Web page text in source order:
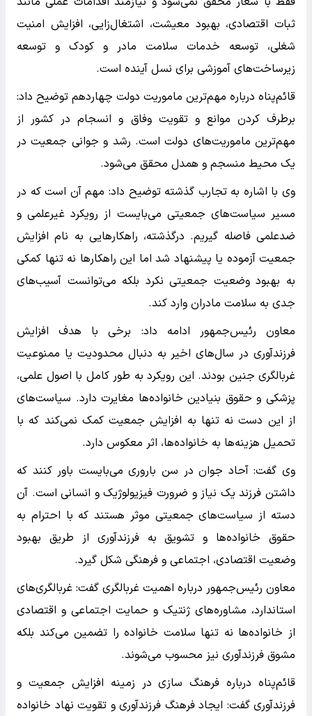
ثبات اقتصادی، بهبود معیشت، اشتغال‌زایی، افزایش امنیت
شغلی، توسعه خدمات سلامت مادر و کودک و توسعه
زیرساخت‌های آموزشی برای نسل آینده است.
قائم‌پناه درباره مهم‌ترین ماموریت دولت چهاردهم توضیح داد:
برطرف کردن موانع و تقویت وفاق و انسجام در کشور از
مهم‌ترین ماموریت‌های دولت است. رشد و جوانی جمعیت در
یک محیط منسجم و همدل محقق می‌شود.
وی با اشاره به تجارب گذشته توضیح داد: مهم آن است که در
مسیر سیاست‌های جمعیتی می‌بایست از رویکرد غیرعلمی و
ضدعلمی فاصله گیریم. درگذشته، راهکارهایی به نام افزایش
جمعیت آزموده یا پیشنهاد شد اما این راهکارها نه تنها کمکی
به بهبود وضعیت جمعیتی نکرد بلکه می‌توانست آسیب‌های
جدی به سلامت مادران وارد کند.
معاون رئیس‌جمهور ادامه داد: برخی با هدف افزایش
فرزندآوری در سال‌های اخیر به دنبال محدودیت یا ممنوعیت
غربالگری جنین بودند. این رویکرد به طور کامل با اصول علمی،
پزشکی و حقوق بنیادین خانواده‌ها مغایرت دارد. سیاست‌های
از این دست نه تنها به افزایش جمعیت کمک نمی‌کند که با
تحمیل هزینه‌ها به خانواده‌ها، اثر معکوس دارد.
وی گفت: آحاد جوان در سن باروری می‌بایست باور کنند که
داشتن فرزند یک نیاز و ضرورت فیزیولوژیک و انسانی است. آن
دسته از سیاست‌های جمعیتی موثر هستند که با احترام به
حقوق خانواده‌ها و تشویق به فرزندآوری از طریق بهبود
وضعیت اقتصادی، اجتماعی و فرهنگی شکل گیرد.
معاون رئیس‌جمهور درباره اهمیت غربالگری گفت: غربالگری‌های
استاندارد، مشاوره‌های ژنتیک و حمایت اجتماعی و اقتصادی
از خانواده‌ها نه تنها سلامت خانواده را تضمین می‌کند بلکه
مشوق فرزندآوری نیز محسوب می‌شوند.
قائم‌پناه درباره فرهنگ سازی در زمینه افزایش جمعیت و
فرزندآوری گفت: ایجاد فرهنگ فرزندآوری و تقویت نهاد خانواده